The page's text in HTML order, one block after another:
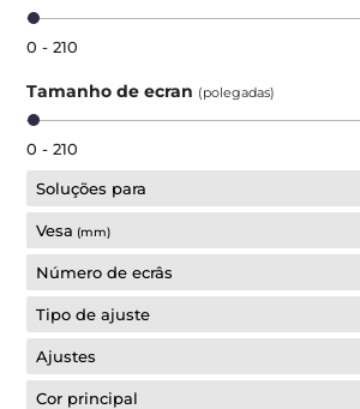
0 - 210
Tamanho de ecran (polegadas)
0 - 210
Soluções para
Vesa (mm)
Número de ecrâs
Tipo de ajuste
Ajustes
Cor principal